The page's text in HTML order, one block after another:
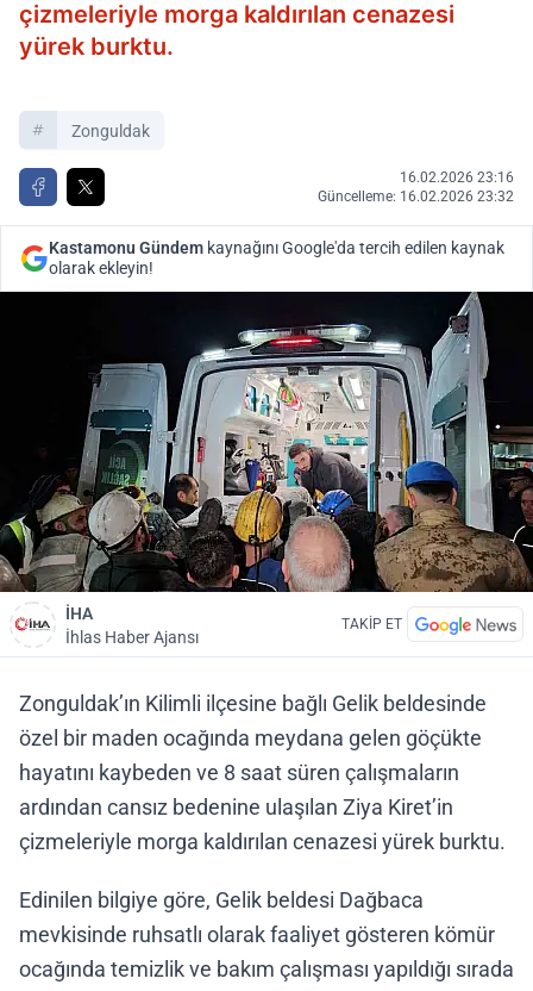
çizmeleriyle morga kaldırılan cenazesi
yürek burktu.
Zonguldak
16.02.2026 23:16
Güncelleme: 16.02.2026 23:32
Kastamonu Gündem kaynağını Google'da tercih edilen kaynak
olarak ekleyin!
İHA
İhlas Haber Ajansı
TAKİP ET
Zonguldak’ın Kilimli ilçesine bağlı Gelik beldesinde
özel bir maden ocağında meydana gelen göçükte
hayatını kaybeden ve 8 saat süren çalışmaların
ardından cansız bedenine ulaşılan Ziya Kiret’in
çizmeleriyle morga kaldırılan cenazesi yürek burktu.
Edinilen bilgiye göre, Gelik beldesi Dağbaca
mevkisinde ruhsatlı olarak faaliyet gösteren kömür
ocağında temizlik ve bakım çalışması yapıldığı sırada